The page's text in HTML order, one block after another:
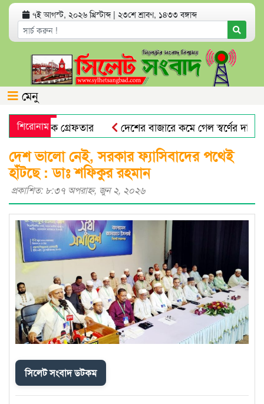
৭ই আগস্ট, ২০২৬ খ্রিস্টাব্দ | ২৩শে শ্রাবণ, ১৪৩৩ বঙ্গাব্দ
মেনু
শিরোনাম
যুবক গ্রেফতার
দেশের বাজারে কমে গেল স্বর্ণের দাম
প্রভাষক পরিচয়ে খাতা মূল্যায়ন, আসলে কলেজের অফিস সহকারী!
দেশ ভালো নেই, সরকার ফ্যাসিবাদের পথেই
হাঁটছে : ডাঃ শফিকুর রহমান
প্রকাশিত: ৮:৩৭ অপরাহ্ণ, জুন ২, ২০২৬
সিলেট সংবাদ ডটকম